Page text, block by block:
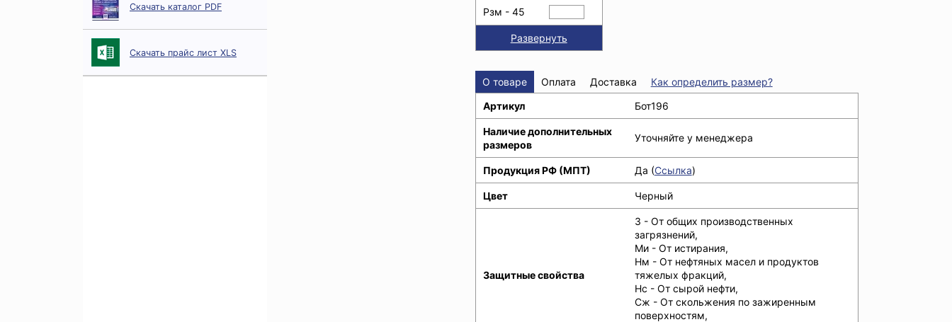
Скачать каталог PDF
Скачать прайс лист XLS
Рзм - 45
Развернуть
О товаре Оплата Доставка
Как определить размер?
Артикул
Бот196
Наличие дополнительных
размеров
Уточняйте у менеджера
Продукция РФ (МПТ) Да (Ссылка)
Цвет Черный
Защитные свойства
З - От общих производственных
загрязнений,
Ми - От истирания,
Нм - От нефтяных масел и продуктов
тяжелых фракций,
Нс - От сырой нефти,
Сж - От скольжения по зажиренным
поверхностям,